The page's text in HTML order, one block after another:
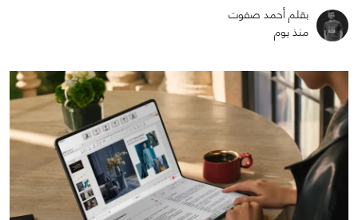
بقلم أحمد صفوت
منذ يوم